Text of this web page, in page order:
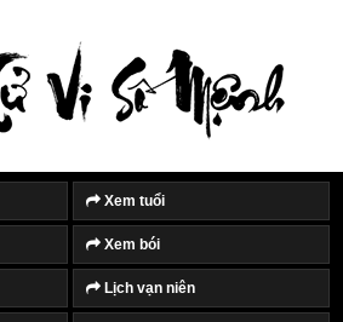
Xem tuổi
Xem bói
Lịch vạn niên